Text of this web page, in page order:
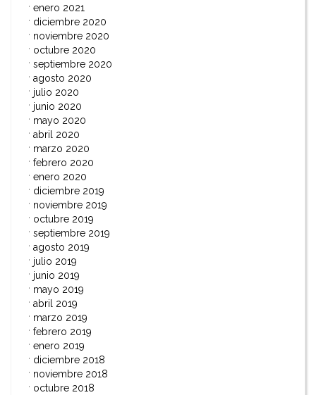
enero 2021
diciembre 2020
noviembre 2020
octubre 2020
septiembre 2020
agosto 2020
julio 2020
junio 2020
mayo 2020
abril 2020
marzo 2020
febrero 2020
enero 2020
diciembre 2019
noviembre 2019
octubre 2019
septiembre 2019
agosto 2019
julio 2019
junio 2019
mayo 2019
abril 2019
marzo 2019
febrero 2019
enero 2019
diciembre 2018
noviembre 2018
octubre 2018